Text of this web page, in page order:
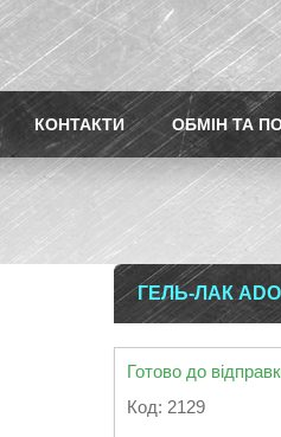
КОНТАКТИ ОБМІН ТА
ГЕЛЬ-ЛАК
Готово до
Код: 2129